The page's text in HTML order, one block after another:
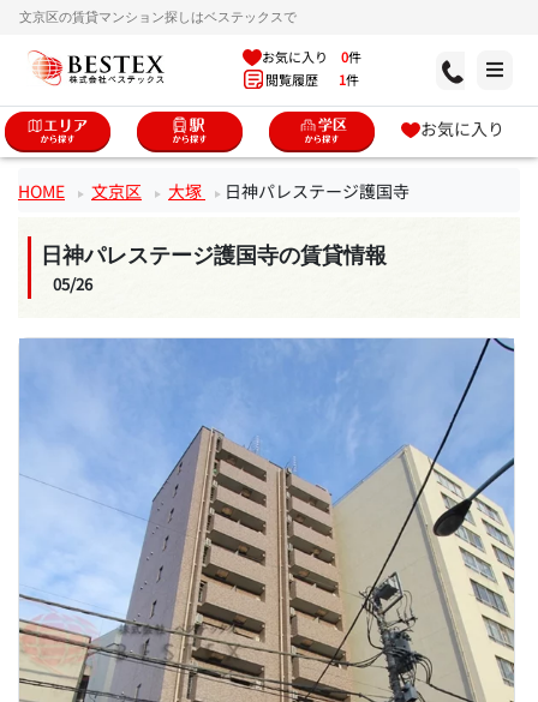
文京区の賃貸マンション探しはベステックスで
お気に入り 0件
閲覧履歴 1件
お気に入り
HOME 文京区 大塚 日神パレステージ護国寺
日神パレステージ護国寺の賃貸情報
05/26